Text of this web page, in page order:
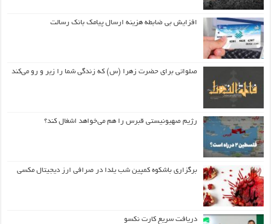
افزایش بی ضابطه هزینه ارسال پیامک بانک رسالت
صلواتی برای حضرت زهرا (س) که زندگی شما را زیر و رو می‌کند
رژیم صهیونیستی قبرس را هم می‌خواهد اشغال کند؟
برگزاری باشکوه کمپین شب یلدا در صرافی ارز دیجیتال مکسی
دریافت سریع کارت نکسو